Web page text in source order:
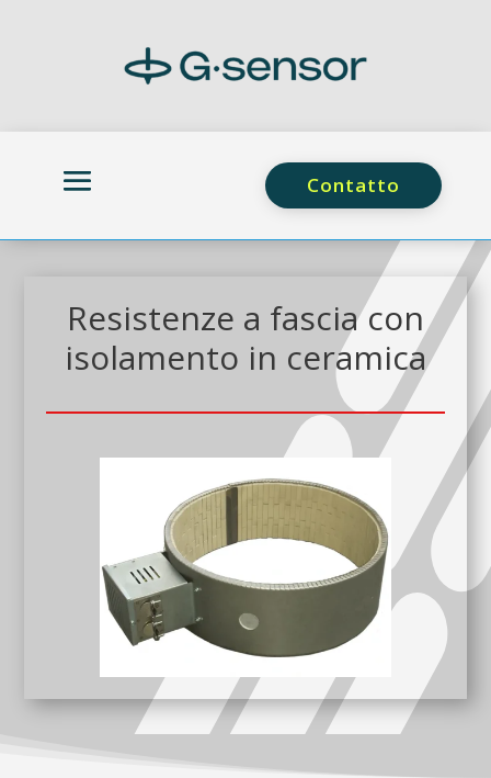
Contatto
Resistenze a fascia con
isolamento in ceramica